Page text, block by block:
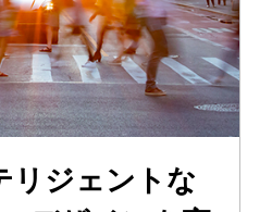
リジェントな